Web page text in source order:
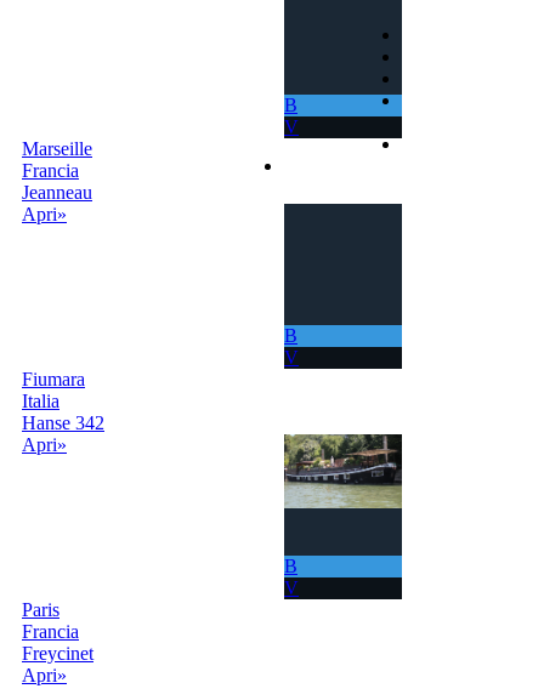
B
V
Marseille
Francia
Jeanneau
Apri»
B
V
Fiumara
Italia
Hanse 342
Apri»
B
V
Paris
Francia
Freycinet
Apri»